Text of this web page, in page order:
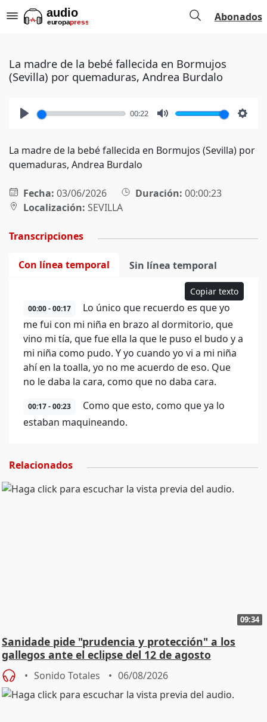
Abonados
La madre de la bebé fallecida en Bormujos
(Sevilla) por quemaduras, Andrea Burdalo
00:22
La madre de la bebé fallecida en Bormujos (Sevilla) por
quemaduras, Andrea Burdalo
Fecha: 03/06/2026 Duración: 00:00:23
Localización: SEVILLA
Transcripciones
Con línea temporal Sin línea temporal
Copiar texto
00:00 - 00:17
Lo único que recuerdo es que yo
me fui con mi niña en brazo al dormitorio, que
vino mi tía, que fue ella la que le puso el budo y a
mi niña como pudo. Y yo cuando yo vi a mi niña
ahí en la toalla, yo no me acuerdo de eso. Que
no le daba la cara, como que no daba cara.
00:17 - 00:23
Como que esto, como que ya lo
estaban maquineando.
Relacionados
09:34
Sanidade pide "prudencia y protección" a los
gallegos ante el eclipse del 12 de agosto
Sonido Totales 06/08/2026